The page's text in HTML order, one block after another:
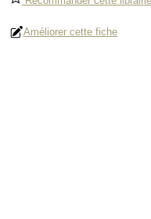
Améliorer cette fiche